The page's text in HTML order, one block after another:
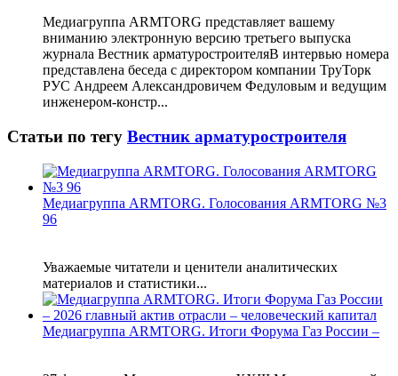
Медиагруппа ARMTORG представляет вашему
вниманию электронную версию третьего выпуска
журнала Вестник арматуростроителяВ интервью номера
представлена беседа с директором компании ТруТорк
РУС Андреем Александровичем Федуловым и ведущим
инженером-констр...
Статьи по тегу Вестник арматуростроителя
Медиагруппа ARMTORG. Голосования ARMTORG №3
96
Уважаемые читатели и ценители аналитических
материалов и статистики...
Медиагруппа ARMTORG. Итоги Форума Газ России –